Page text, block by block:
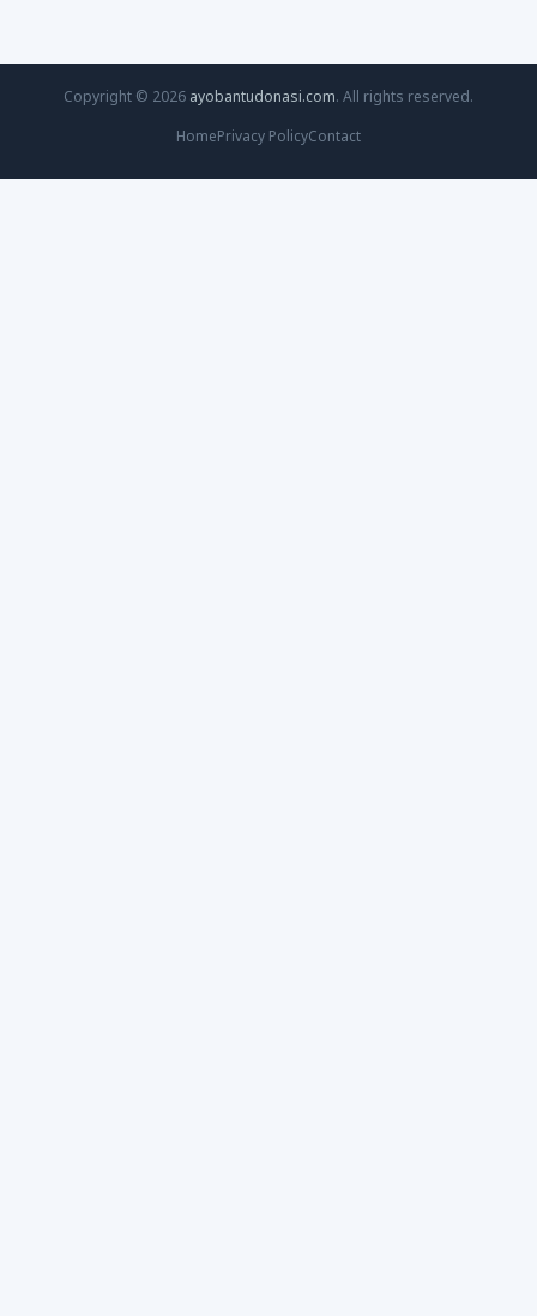
Copyright © 2026 ayobantudonasi.com. All rights reserved.
HomePrivacy PolicyContact